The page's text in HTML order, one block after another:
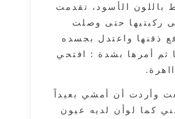
الأسود، تقدمت
حتى وصلت
واعتدل بجسده
بشدة : افتحي
أن أمشي بعيداً
لوأن لديه عيون